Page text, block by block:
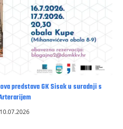
predstava GK Sisak u suradnji s
10.07.2026